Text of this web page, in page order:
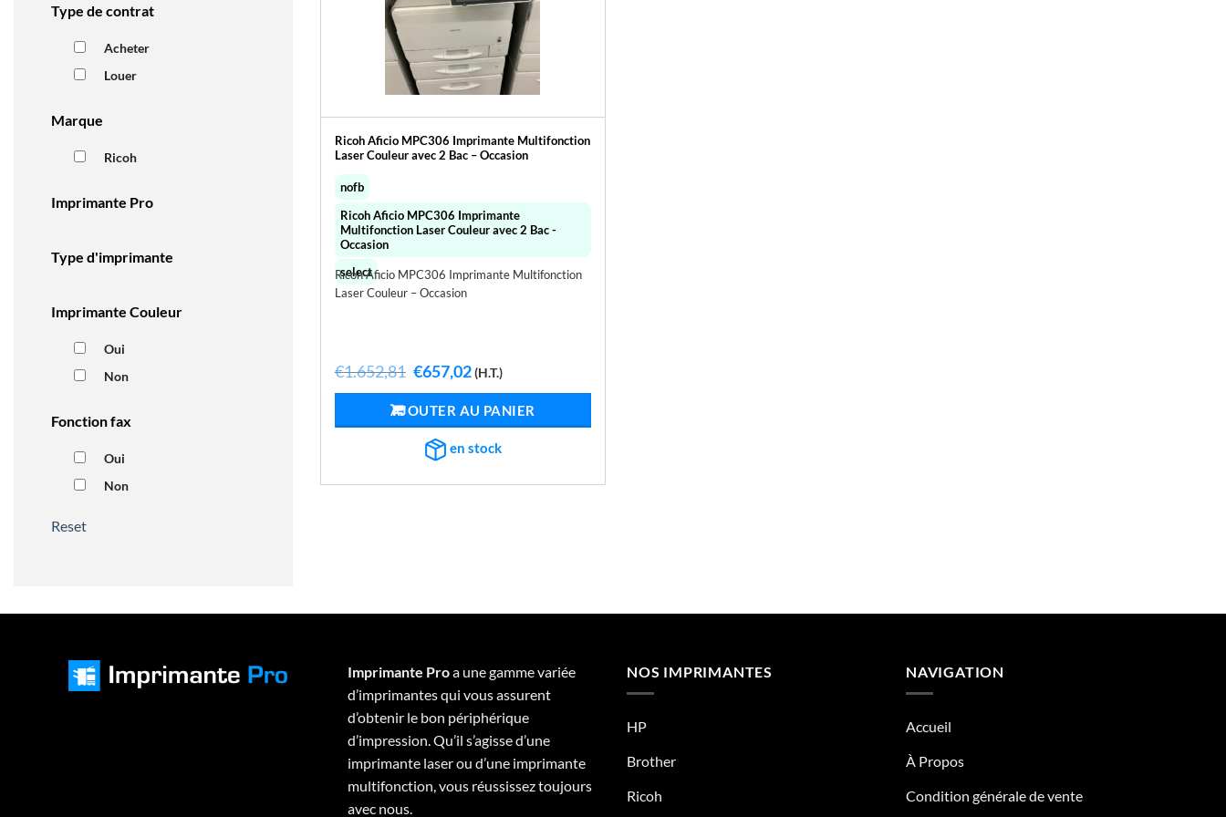
Type de contrat
Acheter
Louer
Marque
Ricoh
Imprimante Pro
Type d'imprimante
Imprimante Couleur
Oui
Non
Fonction fax
Oui
Non
Reset
Ricoh Aficio MPC306 Imprimante Multifonction
Laser Couleur avec 2 Bac – Occasion
nofb
Ricoh Aficio MPC306 Imprimante
Multifonction Laser Couleur avec 2 Bac -
Occasion
select
Ricoh Aficio MPC306 Imprimante Multifonction
Laser Couleur – Occasion
€1.652,81 Le
initial
était :
€1.652,81.
€657,02Le
actuel
est :
(H.T.)
AJOUTER AU PANIER
en stock
Imprimante Proa une gamme variée
d’imprimantes qui vous assurent
d’obtenir le bon périphérique
d’impression. Qu’il s’agisse d’une
imprimante laser ou d’une imprimante
multifonction, vous réussissez toujours
avec nous.
NOS IMPRIMANTES
HP
Brother
Ricoh
NAVIGATION
Accueil
À Propos
Condition générale de vente